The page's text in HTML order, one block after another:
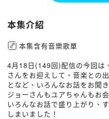
本集介紹
本集含有音樂歌單
4月18日(149回)配信の今回は
さんをお迎えして、音楽との
となど、いろんなお話をお聞
ジョーさんもユアちゃんもお
いろんなお話で盛り上がり、
しまいました！